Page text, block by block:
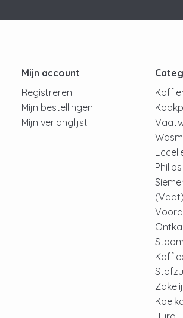
Mijn account
Registreren
Mijn bestellingen
Mijn verlanglijst
Philips